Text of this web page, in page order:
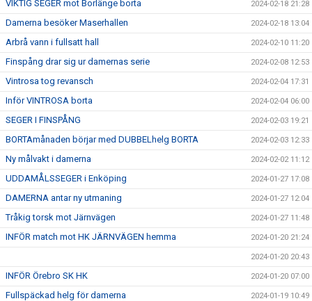
VIKTIG SEGER mot Borlänge borta 2024-02-18 21:28
Damerna besöker Maserhallen 2024-02-18 13:04
Arbrå vann i fullsatt hall 2024-02-10 11:20
Finspång drar sig ur damernas serie 2024-02-08 12:53
Vintrosa tog revansch 2024-02-04 17:31
Inför VINTROSA borta 2024-02-04 06:00
SEGER I FINSPÅNG 2024-02-03 19:21
BORTAmånaden börjar med DUBBELhelg BORTA 2024-02-03 12:33
Ny målvakt i damerna 2024-02-02 11:12
UDDAMÅLSSEGER i Enköping 2024-01-27 17:08
DAMERNA antar ny utmaning 2024-01-27 12:04
Tråkig torsk mot Järnvägen 2024-01-27 11:48
INFÖR match mot HK JÄRNVÄGEN hemma 2024-01-20 21:24
2024-01-20 20:43
INFÖR Örebro SK HK 2024-01-20 07:00
Fullspäckad helg för damerna 2024-01-19 10:49